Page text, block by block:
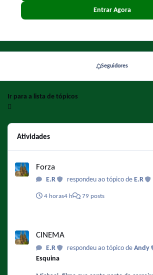
Entrar Agora
Seguidores
Ir para a lista de tópicos
Atividades
Forza
E.R respondeu ao tópico de E.R
4 horas4 h 79 posts
CINEMA
E.R respondeu ao tópico de Andy
Esquina